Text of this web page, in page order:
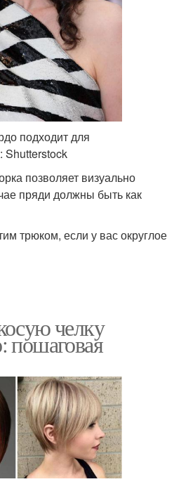
подходит для
Shutterstock
позволяет визуально
пряди должны быть как
трюком, если у вас округлое
челку
пошаговая